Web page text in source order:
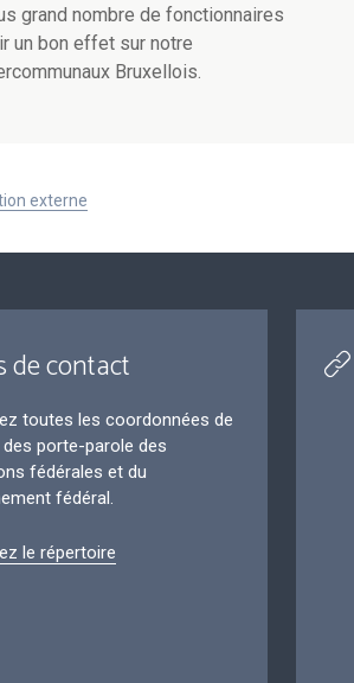
grand nombre de fonctionnaires
un bon effet sur notre
Bruxellois.
externe
de contact
toutes les coordonnées de
porte-parole des
fédérales et du
fédéral.
le répertoire